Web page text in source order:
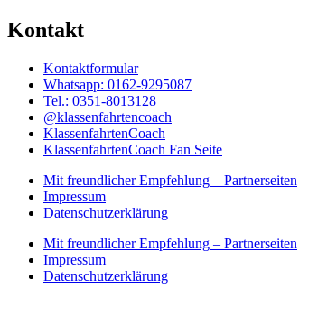
Kontakt
Kontaktformular
Whatsapp: 0162-9295087
Tel.: 0351-8013128
@klassenfahrtencoach
KlassenfahrtenCoach
KlassenfahrtenCoach Fan Seite
Mit freundlicher Empfehlung – Partnerseiten
Impressum
Datenschutzerklärung
Mit freundlicher Empfehlung – Partnerseiten
Impressum
Datenschutzerklärung